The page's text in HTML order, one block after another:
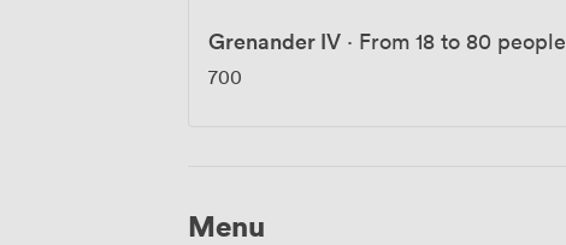
Grenander IV · From 18 to 80 people
700
Menu